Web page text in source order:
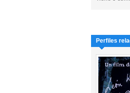
Perfiles